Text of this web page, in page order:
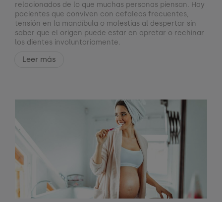
relacionados de lo que muchas personas piensan. Hay
pacientes que conviven con cefaleas frecuentes,
tensión en la mandíbula o molestias al despertar sin
saber que el origen puede estar en apretar o rechinar
los dientes involuntariamente.
Leer más